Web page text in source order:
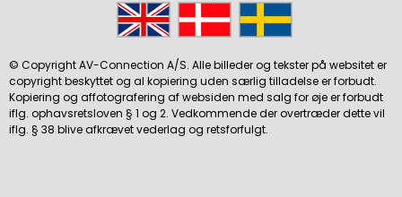
© Copyright AV-Connection A/S. Alle billeder og tekster på websitet er
copyright beskyttet og al kopiering uden særlig tilladelse er forbudt.
Kopiering og affotografering af websiden med salg for øje er forbudt
iflg. ophavsretsloven § 1 og 2. Vedkommende der overtræder dette vil
iflg. § 38 blive afkrævet vederlag og retsforfulgt.